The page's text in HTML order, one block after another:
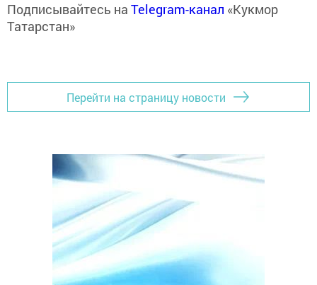
Подписывайтесь на Telegram-канал «Кукмор
Татарстан»
Перейти на страницу новости